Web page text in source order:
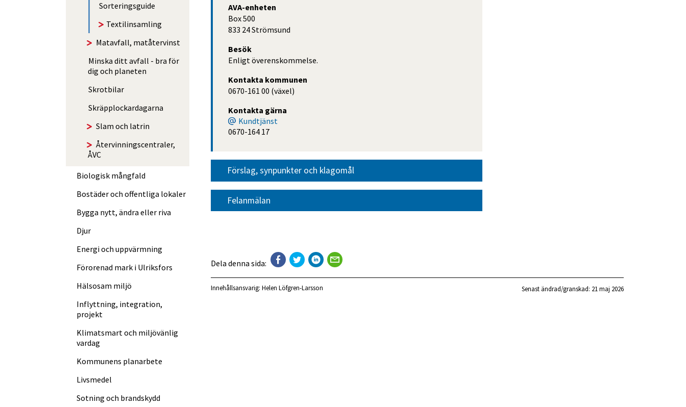
AVA-enheten
Box 500
833 24 Strömsund
Besök
Enligt överenskommelse.
Kontakta kommunen
0670-161 00 (växel)
Kontakta gärna
Kundtjänst
0670-164 17
Förslag, synpunkter och klagomål
Felanmälan
Dela denna sida:
Innehållsansvarig: Helen Löfgren-Larsson Senast ändrad/granskad: 21 maj 2026
Sorterings­guide
Textilinsamling
Matavfall, matåtervinst
Minska ditt avfall - bra för
dig och planeten
Skrotbilar
Skräp­­plockar­­dagarna
Slam och latrin
Åter­vin­nings­centraler,
ÅVC
Biologisk mångfald
Bostäder och offentliga lokaler
Bygga nytt, ändra eller riva
Djur
Energi och uppvärmning
Förorenad mark i Ulriksfors
Hälsosam miljö
Inflyttning, integration,
projekt
Klimatsmart och miljövänlig
vardag
Kommunens planarbete
Livsmedel
Sotning och brandskydd